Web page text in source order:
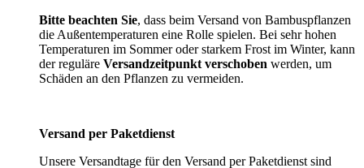
Bitte beachten Sie, dass beim Versand von Bambuspflanzen
die Außentemperaturen eine Rolle spielen. Bei sehr hohen
Temperaturen im Sommer oder starkem Frost im Winter, kann
der reguläre Versandzeitpunkt verschoben werden, um
Schäden an den Pflanzen zu vermeiden.
Versand per Paketdienst
Unsere Versandtage für den Versand per Paketdienst sind